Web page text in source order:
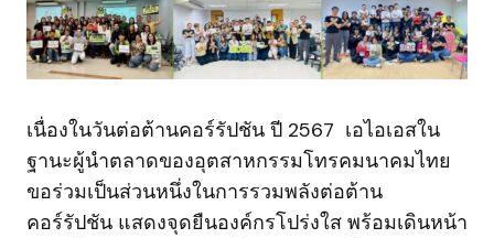
เนื่องในวันต่อต้านคอร์รัปชัน ปี 2567 เอไอเอสใน
ฐานะผู้นำตลาดของอุตสาหกรรมโทรคมนาคมไทย
ขอร่วมเป็นส่วนหนึ่งในการรวมพลังต่อต้าน
คอร์รัปชัน แสดงจุดยืนองค์กรโปร่งใส พร้อมเดินหน้า